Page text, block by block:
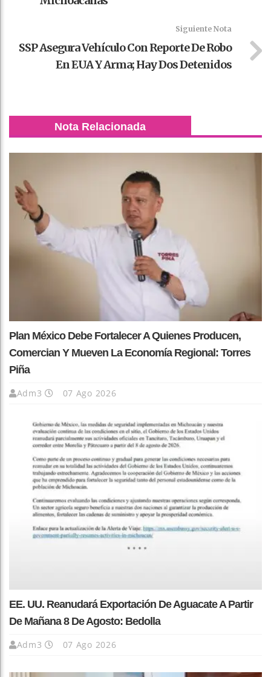
Siguiente Nota
SSP Asegura Vehículo Con Reporte De Robo
En EUA Y Arma; Hay Dos Detenidos
Nota Relacionada
Plan México Debe Fortalecer A Quienes Producen,
Comercian Y Mueven La Economía Regional: Torres
Piña
Adm3 07 Ago 2026
EE. UU. Reanudará Exportación De Aguacate A Partir
De Mañana 8 De Agosto: Bedolla
Adm3 07 Ago 2026